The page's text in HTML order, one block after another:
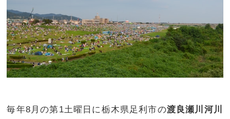
毎年8月の第1土曜日に栃木県足利市の渡良瀬川河川